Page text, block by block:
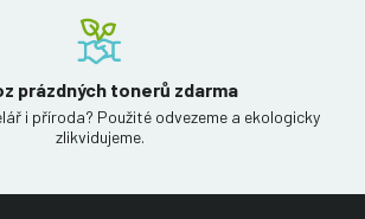
prázdných tonerů zdarma
i příroda? Použité odvezeme a ekologicky
zlikvidujeme.